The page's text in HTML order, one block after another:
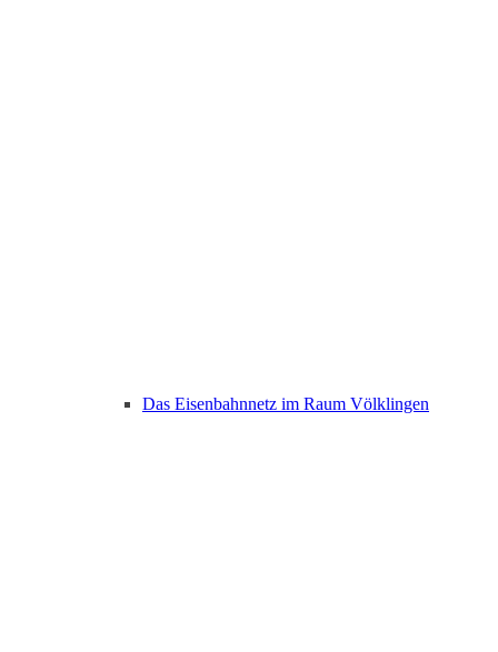
Das Eisenbahnnetz im Raum Völklingen